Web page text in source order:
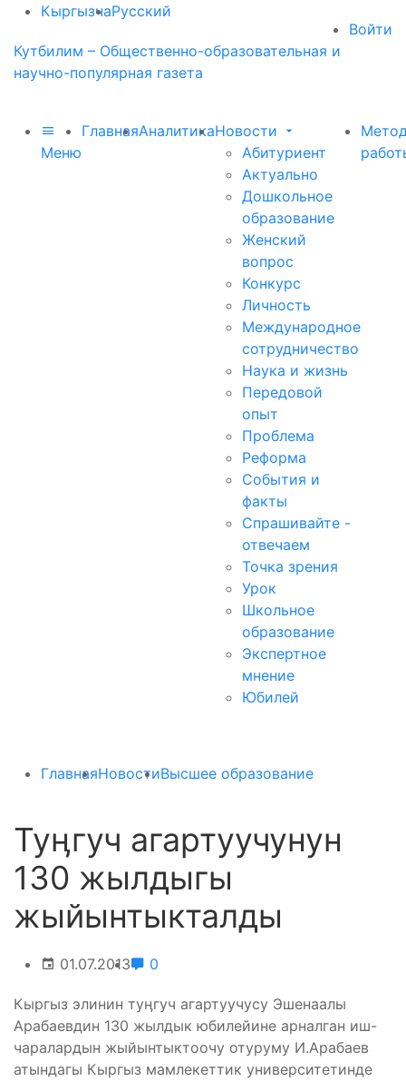
КыргызчаРусский
Войти
Кутбилим – Общественно-образовательная и
научно-популярная газета
Меню
ГлавнаяАналитикаНовости
Абитуриент
Актуально
Дошкольное
образование
Женский
вопрос
Конкурс
Личность
Международное
сотрудничество
Наука и жизнь
Передовой
опыт
Проблема
Реформа
События и
факты
Спрашивайте -
отвечаем
Точка зрения
Урок
Школьное
образование
Экспертное
мнение
Юбилей
ГлавнаяНовостиВысшее образование
Туӊгуч агартуучунун
130 жылдыгы
жыйынтыкталды
01.07.2013 0
Кыргыз элинин туӊгуч агартуучусу Эшенаалы
Арабаевдин 130 жылдык юбилейине арналган иш-
чаралардын жыйынтыктоочу отуруму И.Арабаев
атындагы Кыргыз мамлекеттик университетинде